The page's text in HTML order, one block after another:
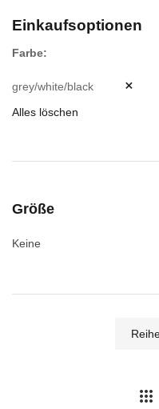
Einkaufsoptionen
Farbe
grey/white/black
Alles löschen
Größe
Keine